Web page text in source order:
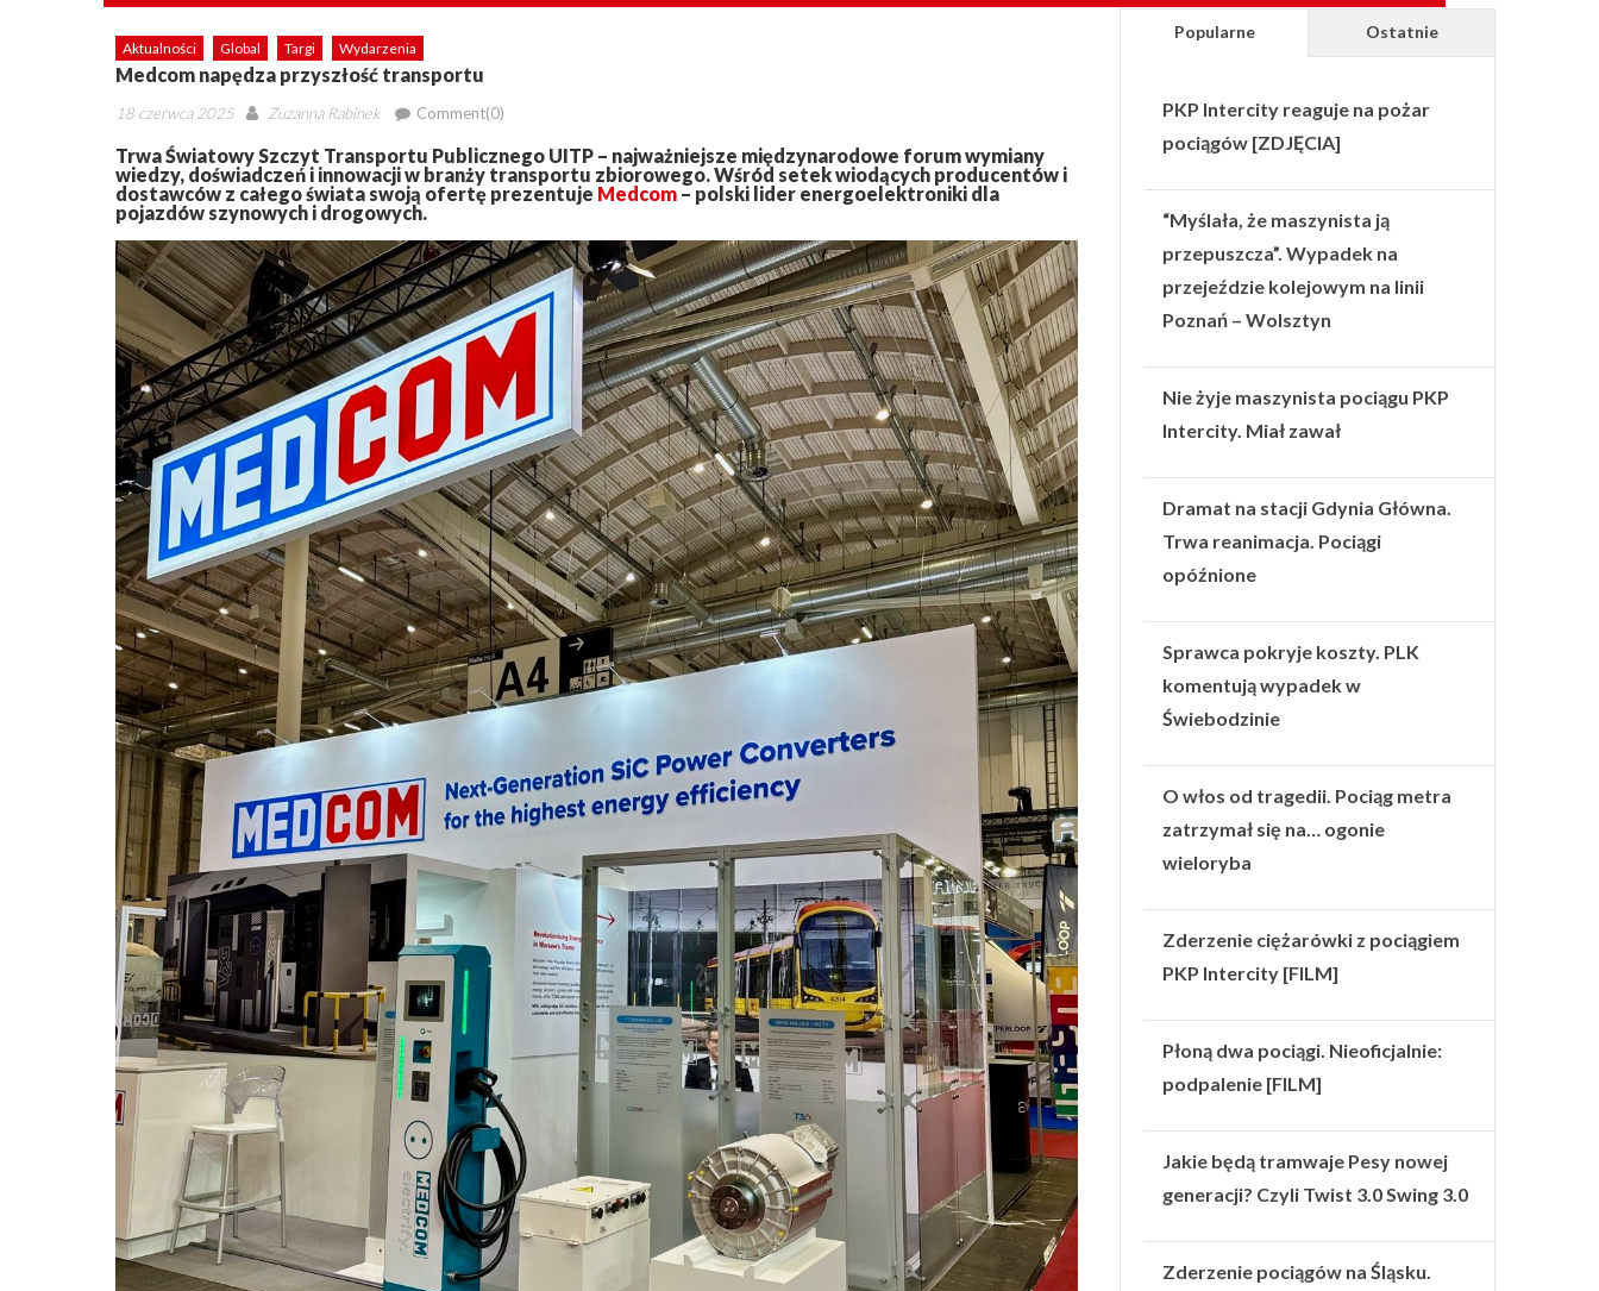
Aktualności Global Targi Wydarzenia
Medcom napędza przyszłość transportu
Posted
18 czerwca 2025 Author
Zuzanna Rabinek Comment(0)
Trwa Światowy Szczyt Transportu Publicznego UITP – najważniejsze międzynarodowe forum wymiany
wiedzy, doświadczeń i innowacji w branży transportu zbiorowego. Wśród setek wiodących producentów i
dostawców z całego świata swoją ofertę prezentuje Medcom – polski lider energoelektroniki dla
pojazdów szynowych i drogowych.
Popularne Ostatnie
PKP Intercity reaguje na pożar
pociągów [ZDJĘCIA]
“Myślała, że maszynista ją
przepuszcza”. Wypadek na
przejeździe kolejowym na linii
Poznań – Wolsztyn
Nie żyje maszynista pociągu PKP
Intercity. Miał zawał
Dramat na stacji Gdynia Główna.
Trwa reanimacja. Pociągi
opóźnione
Sprawca pokryje koszty. PLK
komentują wypadek w
Świebodzinie
O włos od tragedii. Pociąg metra
zatrzymał się na… ogonie
wieloryba
Zderzenie ciężarówki z pociągiem
PKP Intercity [FILM]
Płoną dwa pociągi. Nieoficjalnie:
podpalenie [FILM]
Jakie będą tramwaje Pesy nowej
generacji? Czyli Twist 3.0 Swing 3.0
Zderzenie pociągów na Śląsku.